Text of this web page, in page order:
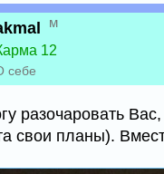
м
12
себе
разочаровать
свои планы).